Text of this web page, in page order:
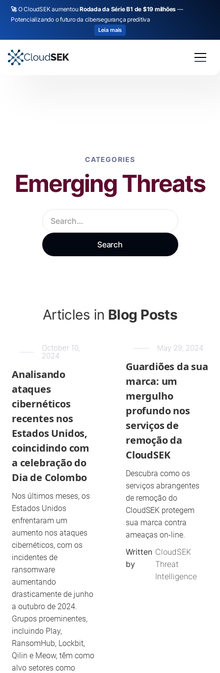
🚀O CloudSEK aumentouRodada da Série B1 de $19 milhões —
Potencializando o futuro da cibersegurança preditiva
Leia mais
CATEGORIES
Emerging Threats
Articles in Blog Posts
October 10,
2024
Analisando
ataques
cibernéticos
recentes nos
Estados Unidos,
coincidindo com
a celebração do
Dia de Colombo
Nos últimos meses, os
Estados Unidos
enfrentaram um
aumento nos ataques
cibernéticos, com os
incidentes de
ransomware
aumentando
drasticamente de junho
a outubro de 2024.
Grupos proeminentes,
incluindo Play,
RansomHub, Lockbit,
Qilin e Meow, têm como
alvo setores como
May 29, 2024
Guardiões da sua
marca: um
mergulho
profundo nos
serviços de
remoção da
CloudSEK
Descubra como os
serviços abrangentes
de remoção do
CloudSEK protegem
sua marca contra
ameaças on-line.
Written
by
CloudSEK
Threat
Intelligence